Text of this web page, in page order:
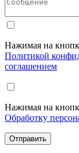
Нажимая на
Политикой
соглашением
Нажимая на
Обработку
Отправить